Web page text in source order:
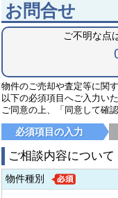
お問合せ
ご不明な点
物件のご売却や査定等に関
以下の必須項目へご入力い
ご同意の上、「同意して確
必須項目の入力
ご相談内容について
物件種別